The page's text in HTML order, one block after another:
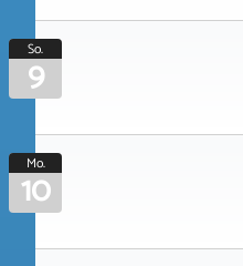
So.
9
Mo.
10